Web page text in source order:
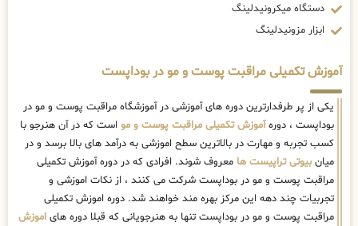
دستگاه میکرونیدلینگ
ابزار مزونیدلینگ
آموزش تکمیلی مراقبت پوست و مو در بوداپست
یکی از پر طرفدارترین دوره های آموزشی در آموزشگاه مراقبت پوست و مو در
بوداپست ، دورهآموزش تکمیلی مراقبت پوست و مو است که در آن هنرجو با
کسب تجربه و مهارت در بالاترین سطح اموزشی به درآمد های بالا برسد و در
میانبیوتی تراپیست ها معروف شوند. افرادی که در دوره آموزش تکمیلی
مراقبت پوست و مو در بوداپست شرکت می کنند ، از نکات اموزشی و
تجربیات چند دهه این مرکز بهره مند خواهند شد. دوره اموزش تکمیلی
مراقبت پوست و مو در بوداپست تنها به هنرجویانی که قبلا دوره های اموزش